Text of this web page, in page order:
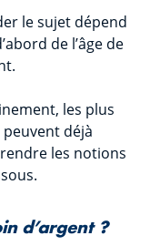
le sujet dépend
de l’âge de
les plus
peuvent déjà
les notions
d’argent ?